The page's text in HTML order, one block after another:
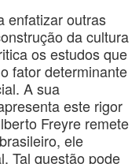
enfatizar outras
da cultura
os estudos que
fator determinante
A sua
este rigor
Freyre remete
ele
Tal questão pode